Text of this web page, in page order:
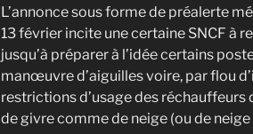
L’annonce sous forme de préalerte
13 février incite une certaine SNCF à
jusqu’à préparer à l’idée certains
manœuvre d’aiguilles voire, par flou
restrictions d’usage des
de givre comme de neige (ou de